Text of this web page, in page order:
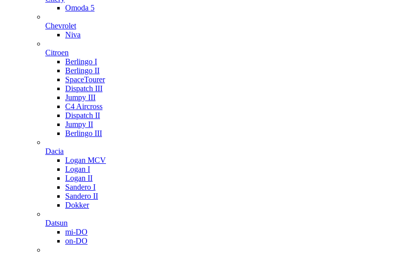
Omoda 5
Chevrolet
Niva
Citroen
Berlingo I
Berlingo II
SpaceTourer
Dispatch III
Jumpy III
C4 Aircross
Dispatch II
Jumpy II
Berlingo III
Dacia
Logan MCV
Logan I
Logan II
Sandero I
Sandero II
Dokker
Datsun
mi-DO
on-DO